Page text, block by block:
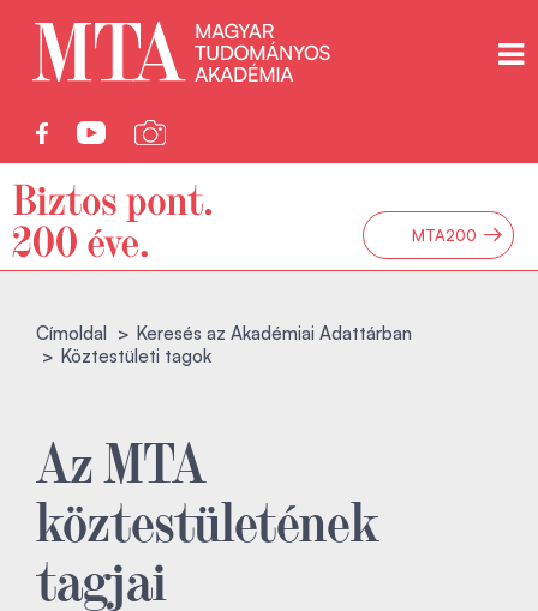
MTA200 →
Címoldal
Keresés az Akadémiai Adattárban
Köztestületi tagok
Az MTA
köztestületének
tagjai